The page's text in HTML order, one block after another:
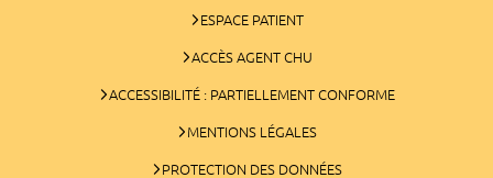
ESPACE PATIENT
ACCÈS AGENT CHU
ACCESSIBILITÉ : PARTIELLEMENT CONFORME
MENTIONS LÉGALES
PROTECTION DES DONNÉES